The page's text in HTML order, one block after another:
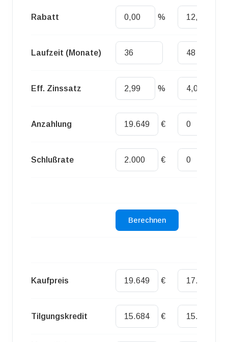
Rabatt %
Laufzeit (Monate)
Eff. Zinssatz %
Anzahlung €
Schlußrate €
Kaufpreis €
Tilgungskredit €